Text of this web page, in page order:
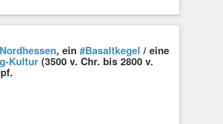
, ein #Basaltkegel / eine
Kultur (3500 v. Chr. bis 2800 v.